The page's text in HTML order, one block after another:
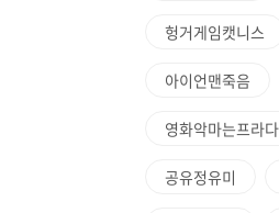
헝거게임캣니스
아이언맨죽음
영화악마는프라
공유정유미